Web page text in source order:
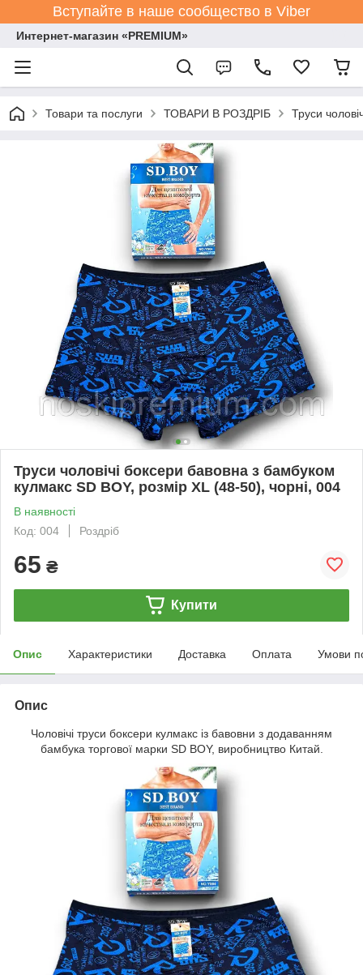
Вступайте в наше сообщество в Viber
Интернет-магазин «PREMIUM»
Товари та послуги ТОВАРИ В РОЗДРІБ Труси
Труси чоловічі боксери бавовна з бамбуком
кулмакс SD BOY, розмір XL (48-50), чорні, 004
В наявності
Код: 004
Роздріб
65 ₴
Купити
Опис Характеристики Доставка Оплата Умови
Опис
Чоловічі труси боксери кулмакс із бавовни з додаванням
бамбука торгової марки SD BOY, виробництво Китай.